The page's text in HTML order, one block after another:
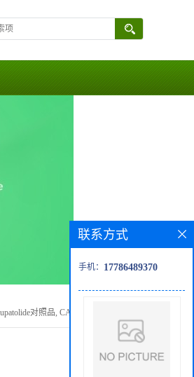
对照品, CAS号:72229-33-5
联系方式
手机： 17786489370